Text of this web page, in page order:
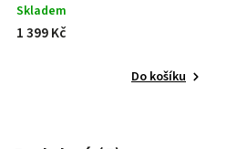
Skladem
1 399 Kč
Do košíku